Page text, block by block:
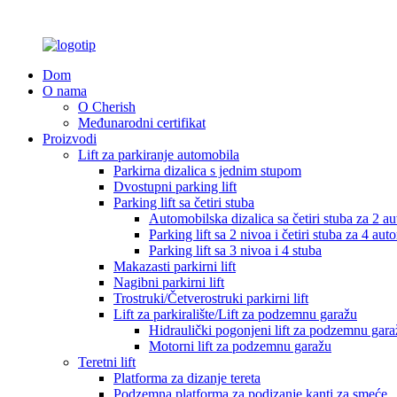
Dom
O nama
O Cherish
Međunarodni certifikat
Proizvodi
Lift za parkiranje automobila
Parkirna dizalica s jednim stupom
Dvostupni parking lift
Parking lift sa četiri stuba
Automobilska dizalica sa četiri stuba za 2
Parking lift sa 2 nivoa i četiri stuba za 4
Parking lift sa 3 nivoa i 4 stuba
Makazasti parkirni lift
Nagibni parkirni lift
Trostruki/Četverostruki parkirni lift
Lift za parkiralište/Lift za podzemnu garažu
Hidraulički pogonjeni lift za podzemnu
Motorni lift za podzemnu garažu
Teretni lift
Platforma za dizanje tereta
Podzemna platforma za podizanje kanti za smeće